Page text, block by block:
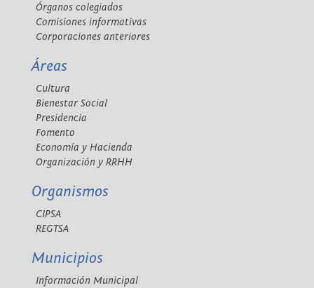
Órganos colegiados
Comisiones informativas
Corporaciones anteriores
Áreas
Cultura
Bienestar Social
Presidencia
Fomento
Economía y Hacienda
Organización y RRHH
Organismos
CIPSA
REGTSA
Municipios
Información Municipal